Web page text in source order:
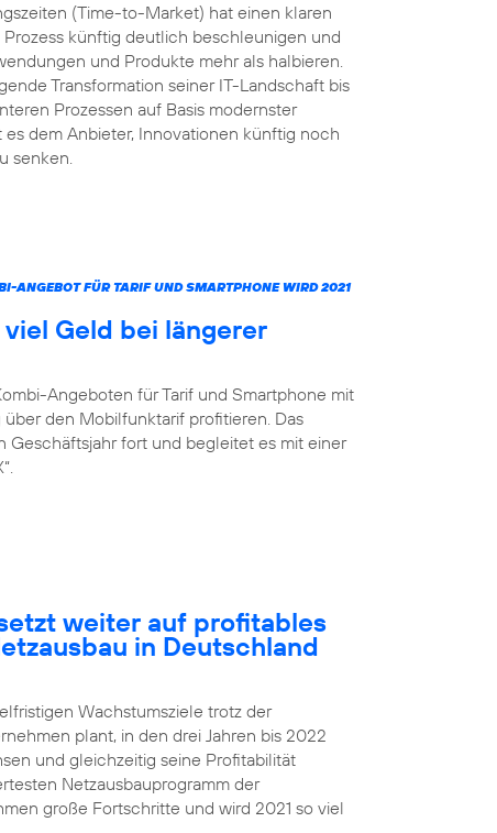
(Time-to-Market) hat einen klaren
künftig deutlich beschleunigen und
und Produkte mehr als halbieren.
Transformation seiner IT-Landschaft bis
Prozessen auf Basis modernster
dem Anbieter, Innovationen künftig noch
senken.
ANGEBOT FÜR TARIF UND SMARTPHONE WIRD 2021
Geld bei längerer
Angeboten für Tarif und Smartphone mit
den Mobilfunktarif profitieren. Das
fort und begleitet es mit einer
weiter auf profitables
in Deutschland
Wachstumsziele trotz der
plant, in den drei Jahren bis 2022
und gleichzeitig seine Profitabilität
Netzausbauprogramm der
große Fortschritte und wird 2021 so viel